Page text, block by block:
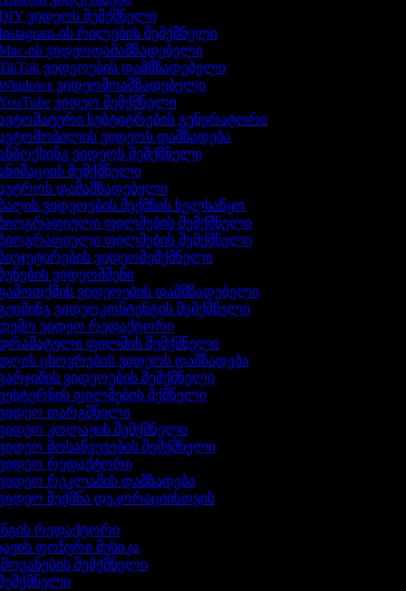
ვიდეოს შემქმნელი
ის რილების შემქმნელი
ის ვიდეოდამამზადებელი
ვიდეოების დამმზადებელი
ვიდეომოამზადებელი
ვიდეო შემქმნელი
სუბტიტრების გენერატორი
ვიდეოს დამზადება
ვიდეოს შემქმნელი
შემქმნელი
დამამზადებელი
ვიდეოების შექმნის ხელსაწყო
ფილმების შემქმნელი
ფილმების შემქმნელი
ვიდეოშემქმნელი
ვიდეომშენი
ვიდეოების დამმზადებელი
ვიდეოკონტენტის შემქმნელი
ვიდეო რედაქტორი
ფილმის შემქმნელი
ცხოვრების ვიდეოს დამზადება
ვიდეოების შემქმნელი
ფილმების მქმნელი
თარგმნილი
კოლაჟის შემქმნელი
მოსაწვევების შემქმნელი
რედაქტორი
რეკლამის დამზადება
შექმნა დეკორაციისთვის
რედაქტორი
ფონური მუსიკა
შემქმნელი